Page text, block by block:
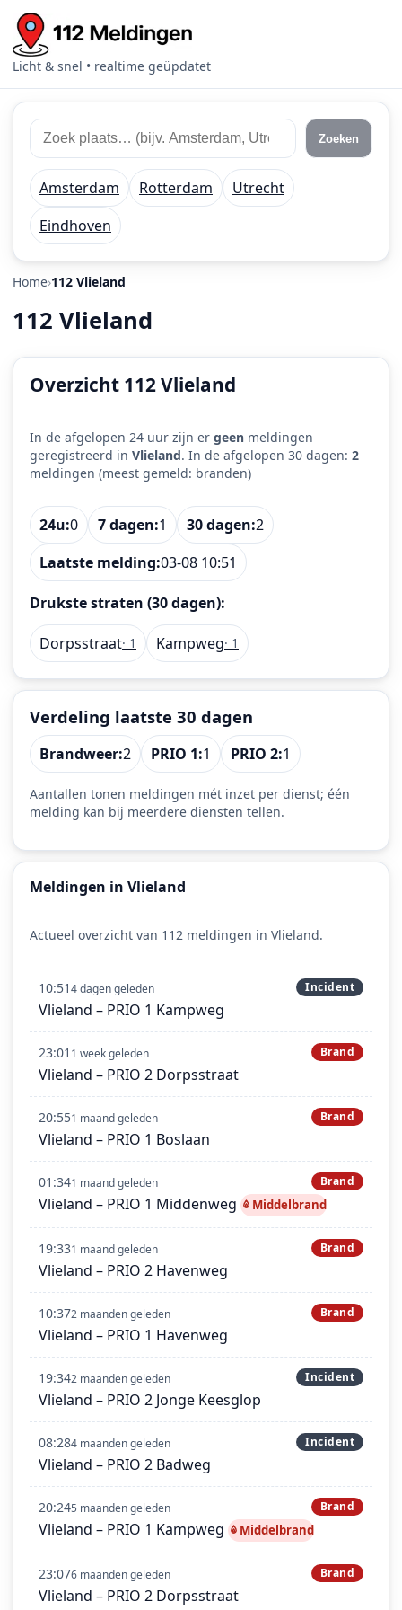
Licht & snel • realtime geüpdatet
Zoek
112
meldingen
Zoek
plaats
of
regio
Zoeken
Amsterdam Rotterdam
Utrecht
Eindhoven
Home 112 Vlieland
112 Vlieland
Overzicht 112 Vlieland
In de afgelopen 24 uur zijn er geen meldingen
geregistreerd in Vlieland. In de afgelopen 30 dagen: 2
meldingen (meest gemeld: branden)
24u:0 7 dagen:1 30 dagen:2
Laatste melding:03-08 10:51
Drukste straten (30 dagen):
Dorpsstraat· 1 Kampweg· 1
Verdeling laatste 30 dagen
Brandweer:2 PRIO 1:1 PRIO 2:1
Aantallen tonen meldingen mét inzet per dienst; één
melding kan bij meerdere diensten tellen.
Meldingen in Vlieland
Actueel overzicht van 112 meldingen in Vlieland.
10:514 dagen geleden Incident
Vlieland – PRIO 1 Kampweg
23:01 1 week geleden Brand
Vlieland – PRIO 2 Dorpsstraat
20:551 maand geleden Brand
Vlieland – PRIO 1 Boslaan
01:341 maand geleden Brand
Vlieland – PRIO 1 Middenweg Middelbrand
19:331 maand geleden Brand
Vlieland – PRIO 2 Havenweg
10:372 maanden geleden Brand
Vlieland – PRIO 1 Havenweg
19:342 maanden geleden Incident
Vlieland – PRIO 2 Jonge Keesglop
08:284 maanden geleden Incident
Vlieland – PRIO 2 Badweg
20:245 maanden geleden Brand
Vlieland – PRIO 1 Kampweg Middelbrand
23:076 maanden geleden Brand
Vlieland – PRIO 2 Dorpsstraat